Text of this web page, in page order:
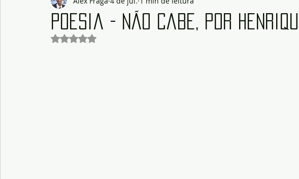
Artesanato
Poesia - Não Cabe, por
Avaliado com NaN de 5 estrelas.